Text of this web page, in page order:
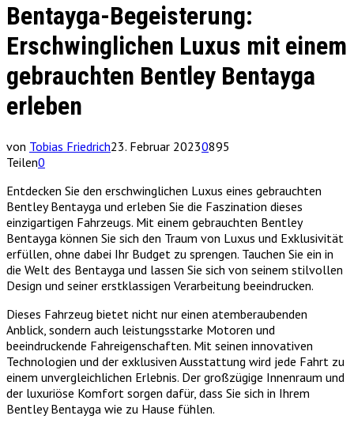
Bentayga-Begeisterung:
Erschwinglichen Luxus mit einem
gebrauchten Bentley Bentayga
erleben
von Tobias Friedrich23. Februar 20230895
Teilen0
Entdecken Sie den erschwinglichen Luxus eines gebrauchten
Bentley Bentayga und erleben Sie die Faszination dieses
einzigartigen Fahrzeugs. Mit einem gebrauchten Bentley
Bentayga können Sie sich den Traum von Luxus und Exklusivität
erfüllen, ohne dabei Ihr Budget zu sprengen. Tauchen Sie ein in
die Welt des Bentayga und lassen Sie sich von seinem stilvollen
Design und seiner erstklassigen Verarbeitung beeindrucken.
Dieses Fahrzeug bietet nicht nur einen atemberaubenden
Anblick, sondern auch leistungsstarke Motoren und
beeindruckende Fahreigenschaften. Mit seinen innovativen
Technologien und der exklusiven Ausstattung wird jede Fahrt zu
einem unvergleichlichen Erlebnis. Der großzügige Innenraum und
der luxuriöse Komfort sorgen dafür, dass Sie sich in Ihrem
Bentley Bentayga wie zu Hause fühlen.